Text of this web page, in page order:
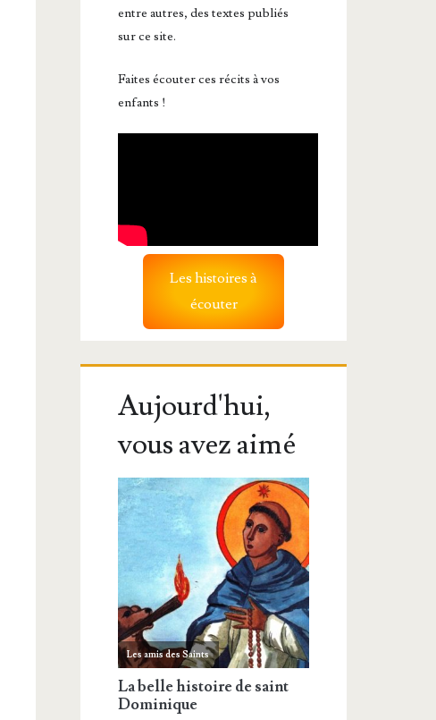
entre autres, des textes publiés
sur ce site.
Faites écouter ces récits à vos
enfants !
Les histoires à
écouter
Aujourd'hui,
vous avez aimé